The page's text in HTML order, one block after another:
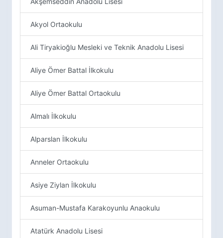
Akyol Ortaokulu
Ali Tiryakioğlu Mesleki ve Teknik Anadolu Lisesi
Aliye Ömer Battal İlkokulu
Aliye Ömer Battal Ortaokulu
Almalı İlkokulu
Alparslan İlkokulu
Anneler Ortaokulu
Asiye Ziylan İlkokulu
Asuman-Mustafa Karakoyunlu Anaokulu
Atatürk Anadolu Lisesi